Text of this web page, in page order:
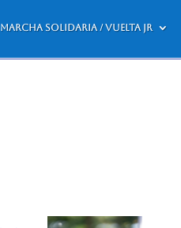
Marcha Solidaria / Vuelta JR